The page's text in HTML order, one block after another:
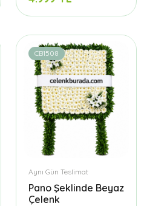
CB1508
Aynı Gün Teslimat
Pano Şeklinde Beyaz
Çelenk